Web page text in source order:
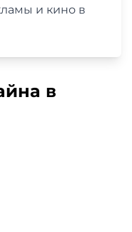
и кино в
в